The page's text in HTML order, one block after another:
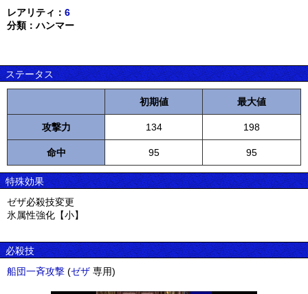
レアリティ： 6
分類：ハンマー
ステータス
初期値 最大値
攻撃力 134 198
命中 95 95
特殊効果
ゼザ必殺技変更
氷属性強化【小】
必殺技
船団一斉攻撃 (ゼザ 専用)